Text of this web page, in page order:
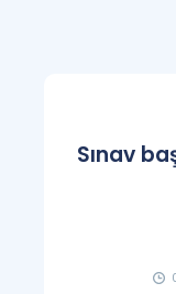
Sınav